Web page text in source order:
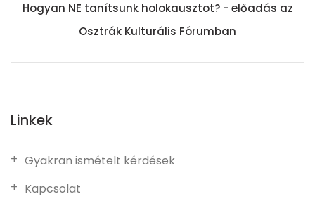
Hogyan NE tanítsunk holokausztot? - előadás az
Osztrák Kulturális Fórumban
Linkek
Gyakran ismételt kérdések
Kapcsolat